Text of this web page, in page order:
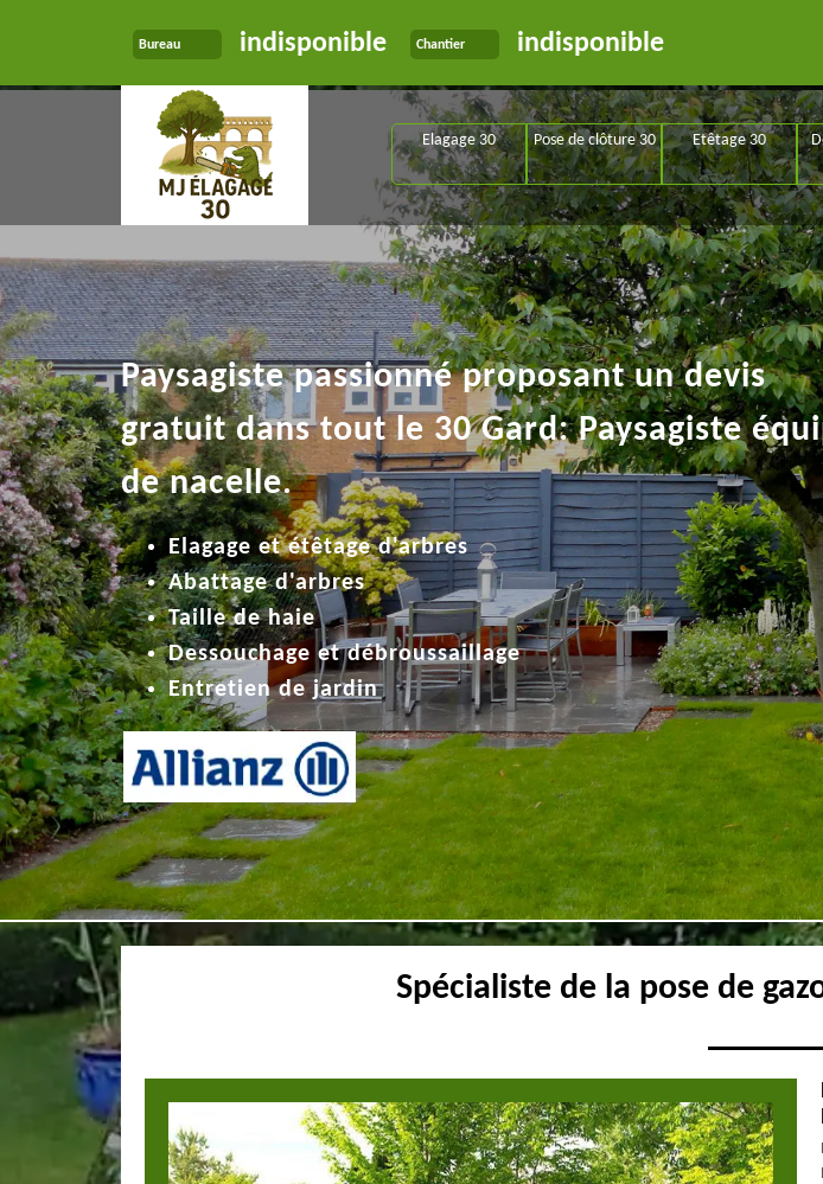
Bureau indisponible Chantier indisponible
Elagage 30 Pose de clôture 30 Etêtage 30
Paysagiste passionné proposant un devis
gratuit dans tout le 30 Gard: Paysagiste
de nacelle.
Elagage et étêtage d'arbres
Abattage d'arbres
Taille de haie
Dessouchage et débroussaillage
Entretien de jardin
Spécialiste de la pose de